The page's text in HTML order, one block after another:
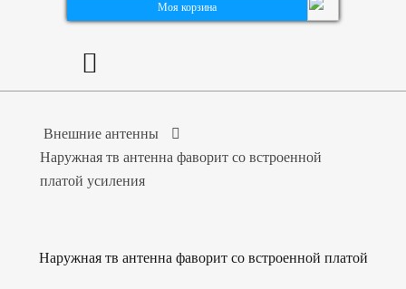
ь
Моя корзина
Внешние антенны
Наружная тв антенна фаворит со встроенной
платой усиления
Наружная тв антенна фаворит со встроенной платой